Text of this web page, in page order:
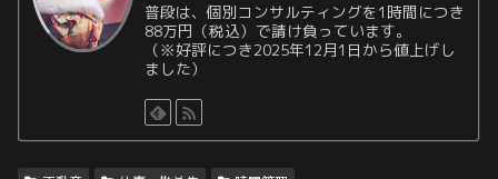
普段は、個別コンサルティングを1時間につき
88万円（税込）で請け負っています。
（※好評につき2025年12月1日から値上げし
ました）